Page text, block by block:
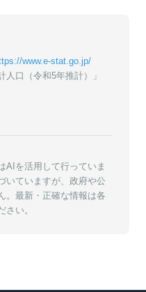
www.e-stat.go.jp/
口（令和5年推計）」
AIを活用して行っていま
いていますが、政府や公
。最新・正確な情報は各
い。